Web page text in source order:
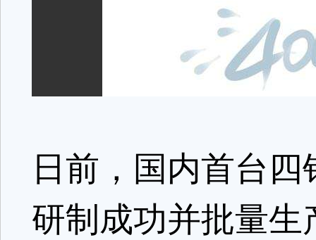
日前，国内首台
研制成功并批量